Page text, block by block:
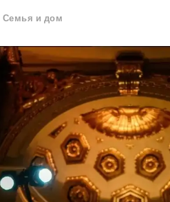
Семья и дом